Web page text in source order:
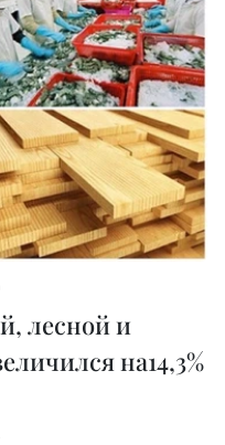
лесной и
на14,3%